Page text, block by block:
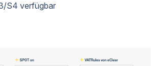
S4 verfügbar